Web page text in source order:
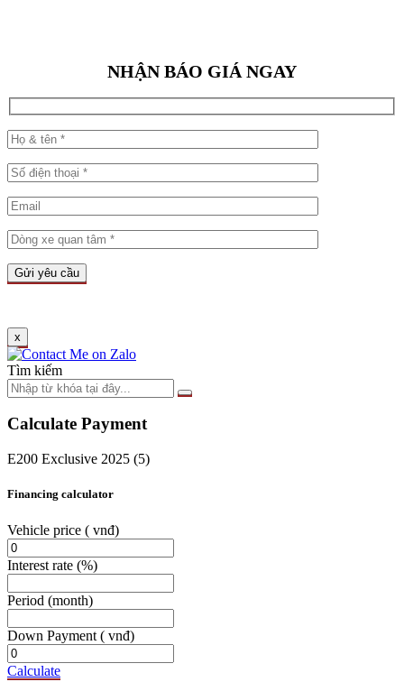
NHẬN BÁO GIÁ NGAY
x
Tìm kiếm
Calculate Payment
E200 Exclusive 2025 (5)
Financing calculator
Vehicle price ( vnđ)
Interest rate (%)
Period (month)
Down Payment ( vnđ)
Calculate